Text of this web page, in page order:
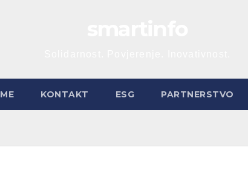
KONTAKT ESG PARTNERSTVO